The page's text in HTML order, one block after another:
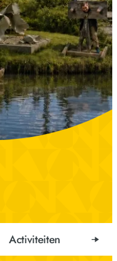
Activiteiten